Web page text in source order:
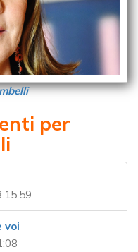
per
voi